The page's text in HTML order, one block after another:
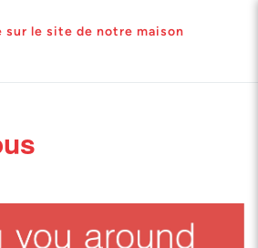
sur le site de notre maison